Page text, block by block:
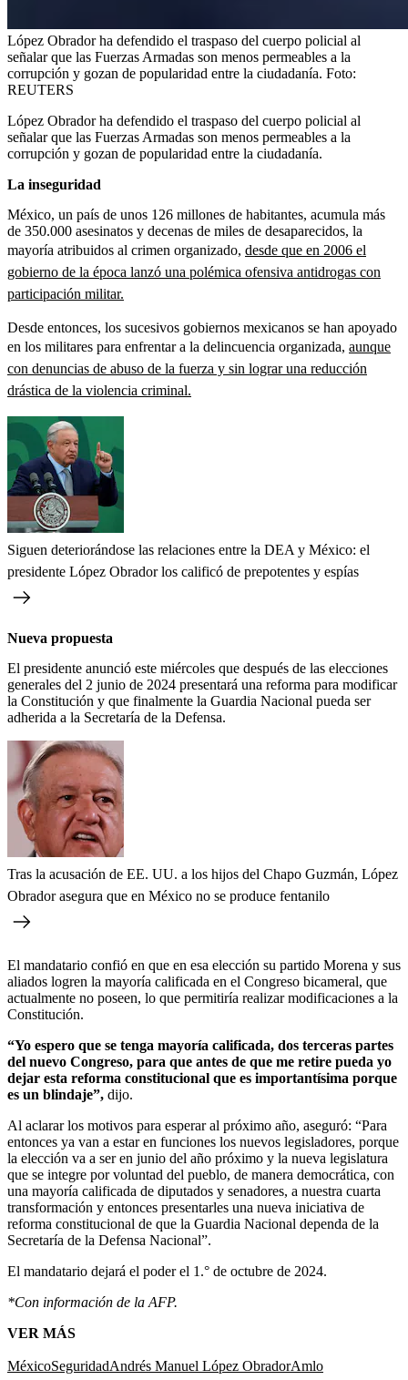
López Obrador ha defendido el traspaso del cuerpo policial al
señalar que las Fuerzas Armadas son menos permeables a la
corrupción y gozan de popularidad entre la ciudadanía. Foto:
REUTERS
López Obrador ha defendido el traspaso del cuerpo policial al
señalar que las Fuerzas Armadas son menos permeables a la
corrupción y gozan de popularidad entre la ciudadanía.
La inseguridad
México, un país de unos 126 millones de habitantes, acumula más
de 350.000 asesinatos y decenas de miles de desaparecidos, la
mayoría atribuidos al crimen organizado, desde que en 2006 el
gobierno de la época lanzó una polémica ofensiva antidrogas con
participación militar.
Desde entonces, los sucesivos gobiernos mexicanos se han apoyado
en los militares para enfrentar a la delincuencia organizada, aunque
con denuncias de abuso de la fuerza y sin lograr una reducción
drástica de la violencia criminal.
Siguen deteriorándose las relaciones entre la DEA y México: el
presidente López Obrador los calificó de prepotentes y espías
Nueva propuesta
El presidente anunció este miércoles que después de las elecciones
generales del 2 junio de 2024 presentará una reforma para modificar
la Constitución y que finalmente la Guardia Nacional pueda ser
adherida a la Secretaría de la Defensa.
Tras la acusación de EE. UU. a los hijos del Chapo Guzmán, López
Obrador asegura que en México no se produce fentanilo
El mandatario confió en que en esa elección su partido Morena y sus
aliados logren la mayoría calificada en el Congreso bicameral, que
actualmente no poseen, lo que permitiría realizar modificaciones a la
Constitución.
“Yo espero que se tenga mayoría calificada, dos terceras partes
del nuevo Congreso, para que antes de que me retire pueda yo
dejar esta reforma constitucional que es importantísima porque
es un blindaje”, dijo.
Al aclarar los motivos para esperar al próximo año, aseguró: “Para
entonces ya van a estar en funciones los nuevos legisladores, porque
la elección va a ser en junio del año próximo y la nueva legislatura
que se integre por voluntad del pueblo, de manera democrática, con
una mayoría calificada de diputados y senadores, a nuestra cuarta
transformación y entonces presentarles una nueva iniciativa de
reforma constitucional de que la Guardia Nacional dependa de la
Secretaría de la Defensa Nacional”.
El mandatario dejará el poder el 1.° de octubre de 2024.
*Con información de la AFP.
VER MÁS
MéxicoSeguridadAndrés Manuel López ObradorAmlo